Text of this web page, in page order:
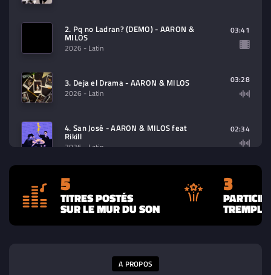
2. Pq no Ladran? (DEMO) - AARON &
MILOS
2026 - Latin
03:41
3. Deja el Drama - AARON & MILOS
2026 - Latin
03:28
4. San José - AARON & MILOS feat
Rikill
2026 - Latin
02:34
5. Solo Quería un Beso - AARON &
MILOS
2026- Latin
03:08
5
TITRES POSTÉS
SUR LE MUR DU SON
3
A PROPOS